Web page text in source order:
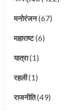
मनोरंजन(67)
महाराष्ट(6)
यात्रा(1)
रहली(1)
राजनीति(49)